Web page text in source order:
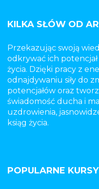
KILKA SŁÓW OD
Przekazując swoją
odkrywać ich
życia. Dzięki pracy z
odnajdywaniu siły do
potencjałów oraz
świadomość ducha i
uzdrowienia,
ksiąg życia.
POPULARNE KURSY